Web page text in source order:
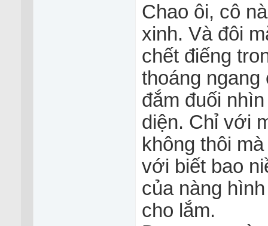
Chao ôi, cô
xinh. Và đôi
chết điếng
thoáng ngang
đắm đuối
diện. Chỉ với
không thôi
với biết bao
của nàng
cho lắm.